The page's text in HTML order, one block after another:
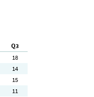
Q3
18
14
15
11